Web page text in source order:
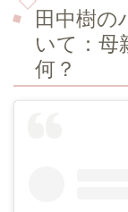
田中樹の
いて： 母
何？